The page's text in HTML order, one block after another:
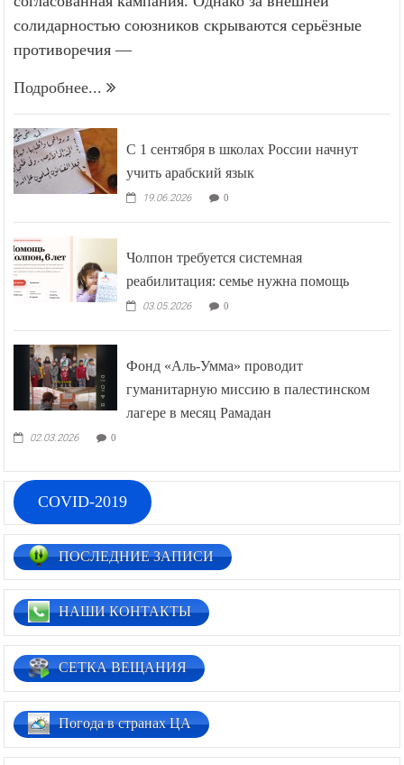
солидарностью союзников скрываются серьёзные
противоречия —
Подробнее...
С 1 сентября в школах России начнут
учить арабский язык
19.06.2026 0
Чолпон требуется системная
реабилитация: семье нужна помощь
03.05.2026 0
Фонд «Аль-Умма» проводит
гуманитарную миссию в палестинском
лагере в месяц Рамадан
02.03.2026 0
COVID-2019
ПОСЛЕДНИЕ ЗАПИСИ
НАШИ КОНТАКТЫ
СЕТКА ВЕЩАНИЯ
Погода в странах ЦА